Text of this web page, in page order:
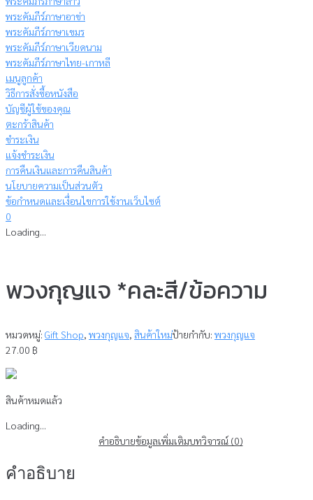
พระคัมภีร์ภาษาอาข่า
พระคัมภีร์ภาษาเขมร
พระคัมภีร์ภาษาเวียดนาม
พระคัมภีร์ภาษาไทย-เกาหลี
เมนูลูกค้า
วิธีการสั่งซื้อหนังสือ
บัญชีผู้ใช้ของคุณ
ตะกร้าสินค้า
ชำระเงิน
แจ้งชำระเงิน
การคืนเงินและการคืนสินค้า
นโยบายความเป็นส่วนตัว
ข้อกำหนดและเงื่อนไขการใช้งานเว็บไซต์
0
Loading...
พวงกุญแจ *คละสี/ข้อความ
หมวดหมู่: Gift Shop, พวงกุญแจ, สินค้าใหม่ป้ายกำกับ: พวงกุญแจ
27.00 ฿
สินค้าหมดแล้ว
Loading...
คำอธิบายข้อมูลเพิ่มเติมบทวิจารณ์ (0)
คำอธิบาย